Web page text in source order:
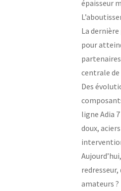
épaisseur
La
pour
centrale
Des
ligne Adia
doux,
amateurs ?